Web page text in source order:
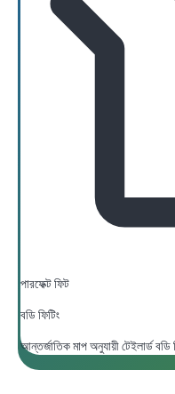
পারফেক্ট ফিট
বডি ফিটিং
আন্তর্জাতিক মাপ অনুযায়ী টেইলার্ড বডি